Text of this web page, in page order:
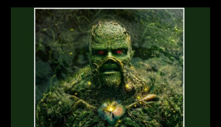
NINJA
–
ZNÁME
JE
VŠICHNI
Z
DĚTSTVÍ,
A
SLEDUJÍ
JE
I
NAŠE
DĚTI.
ZNÁME
JE
ALE
DOOPRAVDY?
ČÁST
37.